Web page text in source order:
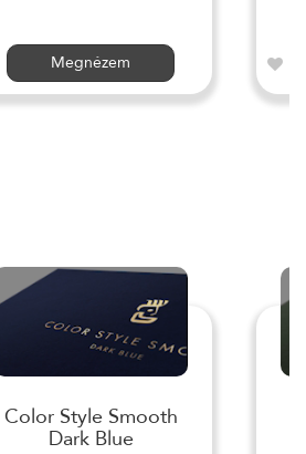
Megnézem
Color Style Smooth
Dark Blue